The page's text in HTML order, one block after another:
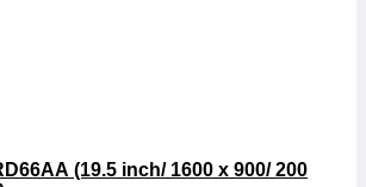
(19.5 inch/ 1600 x 900/ 200